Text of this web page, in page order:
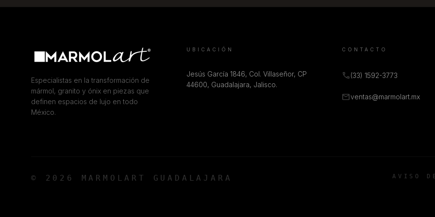
Especialistas en la transformación de
mármol, granito y ónix en piezas que
definen espacios de lujo en todo
México.
UBICACIÓN
Jesús García 1846, Col. Villaseñor, CP
44600, Guadalajara, Jalisco.
CONTACTO
call(33) 1592-3773
mailventas@marmolart.mx
© 2026 MARMOLART GUADALAJARA AVISO